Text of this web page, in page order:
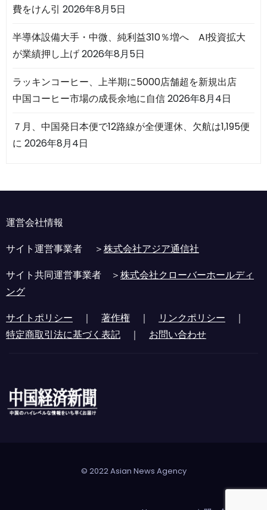
費をけん引 2026年8月5日
半導体設備大手・中微、純利益310％増へ AI投資拡大
が業績押し上げ2026年8月5日
ラッキンコーヒー、上半期に5000店舗超を新規出店
中国コーヒー市場の成長余地に自信2026年8月4日
７月、中国発日本便で12路線が全便運休、欠航は1,195便
に 2026年8月4日
運営会社情報
サイト運営事業者 ＞株式会社アジア通信社
サイト共同運営事業者 ＞株式会社クローバーホールディ
ング
サイトポリシー ｜ 著作権 ｜ リンクポリシー ｜
特定商取引法に基づく表記 ｜ お問い合わせ
© 2022 Asian News Agency